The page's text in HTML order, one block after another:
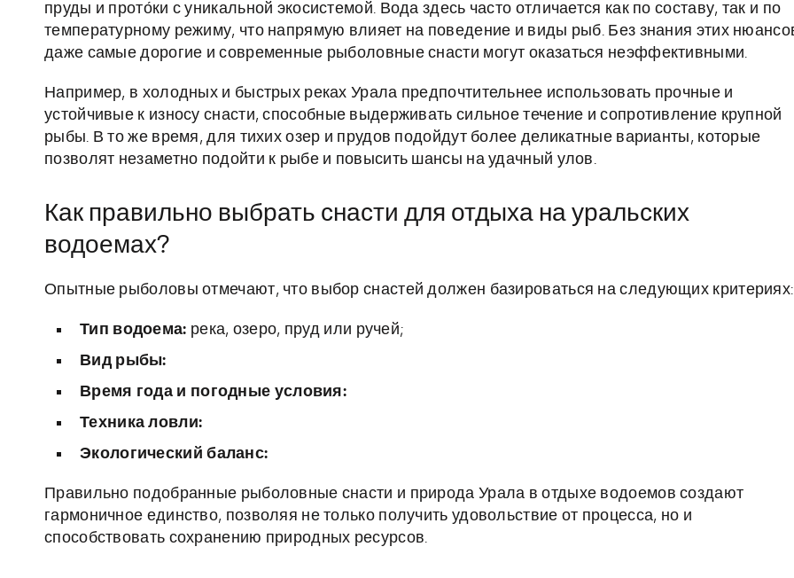
пруды и прото́ки с уникальной экосистемой. Вода здесь часто отличается как по составу, так и по
температурному режиму, что напрямую влияет на поведение и виды рыб. Без знания этих
даже самые дорогие и современные рыболовные снасти могут оказаться неэффективными.
Например, в холодных и быстрых реках Урала предпочтительнее использовать прочные и
устойчивые к износу снасти, способные выдерживать сильное течение и сопротивление крупной
рыбы. В то же время, для тихих озер и прудов подойдут более деликатные варианты, которые
позволят незаметно подойти к рыбе и повысить шансы на удачный улов.
Как правильно выбрать снасти для отдыха на уральских
водоемах?
Опытные рыболовы отмечают, что выбор снастей должен базироваться на следующих критериях:
Тип водоема: река, озеро, пруд или ручей;
Вид рыбы:
Время года и погодные условия:
Техника ловли:
Экологический баланс:
Правильно подобранные рыболовные снасти и природа Урала в отдыхе водоемов создают
гармоничное единство, позволяя не только получить удовольствие от процесса, но и
способствовать сохранению природных ресурсов.